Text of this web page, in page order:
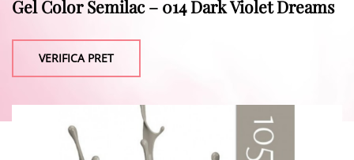
Gel Color Semilac – 014 Dark Violet Dreams
VERIFICA PRET